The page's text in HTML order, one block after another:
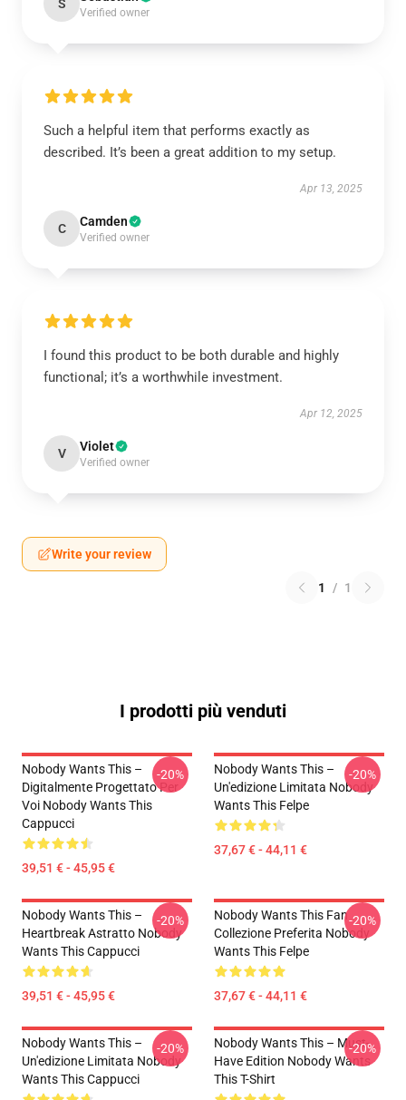
S
Verified owner
Such a helpful item that performs exactly as
described. It’s been a great addition to my setup.
Apr 13, 2025
C Camden
Verified owner
I found this product to be both durable and highly
functional; it’s a worthwhile investment.
Apr 12, 2025
V Violet
Verified owner
Write your review
1 / 1
I prodotti più venduti
Nobody Wants This –
Digitalmente Progettato Per
Voi Nobody Wants This
Cappucci
39,51 € - 45,95 €
-20%
Nobody Wants This –
Un'edizione Limitata Nobody
Wants This Felpe
37,67 € - 44,11 €
-20%
Nobody Wants This –
Heartbreak Astratto Nobody
Wants This Cappucci
39,51 € - 45,95 €
-20%
Nobody Wants This Fan
Collezione Preferita Nobody
Wants This Felpe
37,67 € - 44,11 €
-20%
Nobody Wants This –
Un'edizione Limitata Nobody
Wants This Cappucci
-20%
Nobody Wants This – Must-
Have Edition Nobody Wants
This T-Shirt
-20%